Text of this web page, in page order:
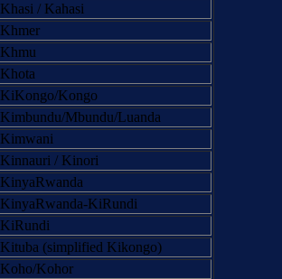
Khasi / Kahasi
Khmer
Khmu
Khota
KiKongo/Kongo
Kimbundu/Mbundu/Luanda
Kimwani
Kinnauri / Kinori
KinyaRwanda
KinyaRwanda-KiRundi
KiRundi
Kituba (simplified Kikongo)
Koho/Kohor